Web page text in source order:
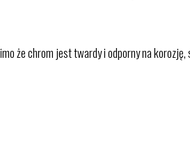
że chrom jest twardy i odporny na